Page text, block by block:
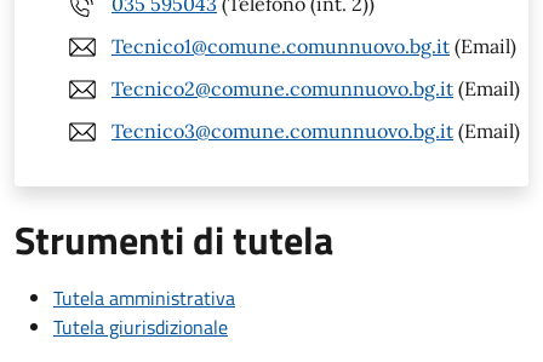
Tecnico1@comune.comunnuovo.bg.it (Email)
Tecnico2@comune.comunnuovo.bg.it (Email)
Tecnico3@comune.comunnuovo.bg.it (Email)
Strumenti di tutela
Tutela amministrativa
Tutela giurisdizionale